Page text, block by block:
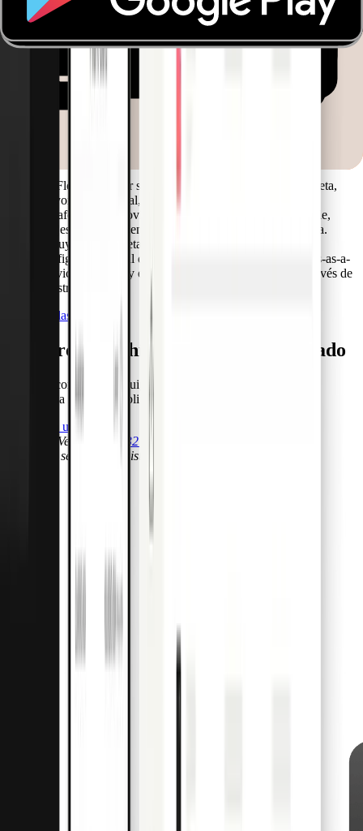
la Fleet Card?
La tarjeta de emergencia es física y está vinculada a un
La Fleet Card, por su parte, es una solución más completa,
mayormente virtual, diseñada para gestores de flotas o
plataformas de movilidad. Permite gestionar combustible,
peajes, mantenimiento y viajes de empresa a gran escala.
Incluye análisis detallados, datos Visa Fleet 2.0 y
configuración total del programa. Forma parte de Cards-as-a-
Service de Pliant y está disponible exclusivamente a través de
nuestros socios.
Ver todas las FAQ
Prepare sus vehículos para lo inesperado
Contacte con nuestro equipo y descubra cómo las tarjetas de
emergencia pueden simplificar sus operaciones.
Habla con un experto
Llamar a Ventas
+34 932 71 67 77
Llamar al servicio de asistencia